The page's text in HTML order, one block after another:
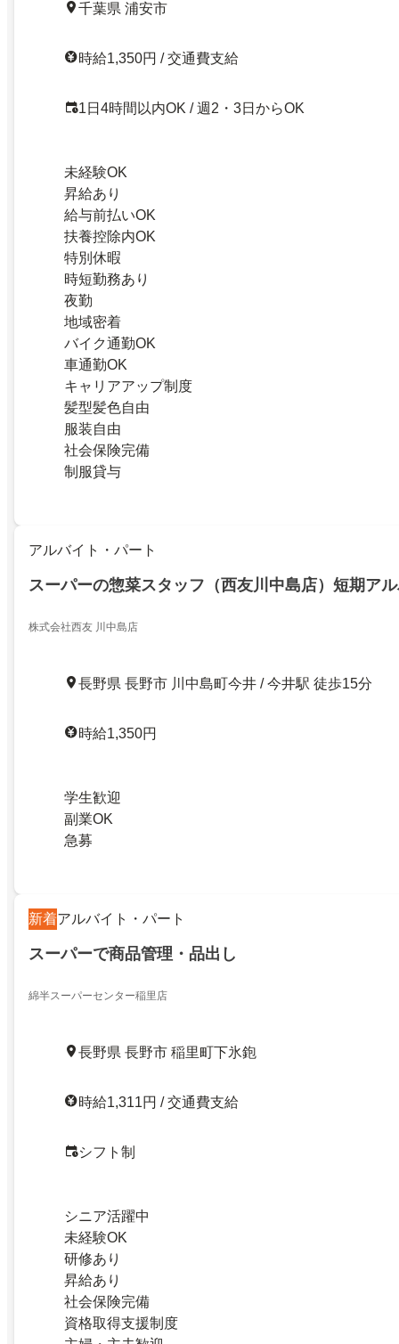
千葉県 浦安市
時給1,350円 / 交通費支給
1日4時間以内OK / 週2・3日からOK
未経験OK
昇給あり
給与前払いOK
扶養控除内OK
特別休暇
時短勤務あり
夜勤
地域密着
バイク通勤OK
車通勤OK
キャリアアップ制度
髪型髪色自由
服装自由
社会保険完備
制服貸与
アルバイト・パート
スーパーの惣菜スタッフ（西友川中島店）短期ア
株式会社西友 川中島店
長野県 長野市 川中島町今井 / 今井駅 徒歩15分
時給1,350円
学生歓迎
副業OK
急募
新着アルバイト・パート
スーパーで商品管理・品出し
綿半スーパーセンター稲里店
長野県 長野市 稲里町下氷鉋
時給1,311円 / 交通費支給
シフト制
シニア活躍中
未経験OK
研修あり
昇給あり
社会保険完備
資格取得支援制度